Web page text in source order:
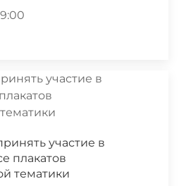
участие в
плакатов
тематики